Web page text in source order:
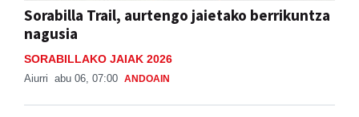
SORABILLAKO JAIAK 2026
Aiurri